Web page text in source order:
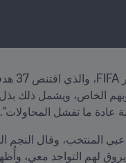
عادة ما تفشل المحاولات".